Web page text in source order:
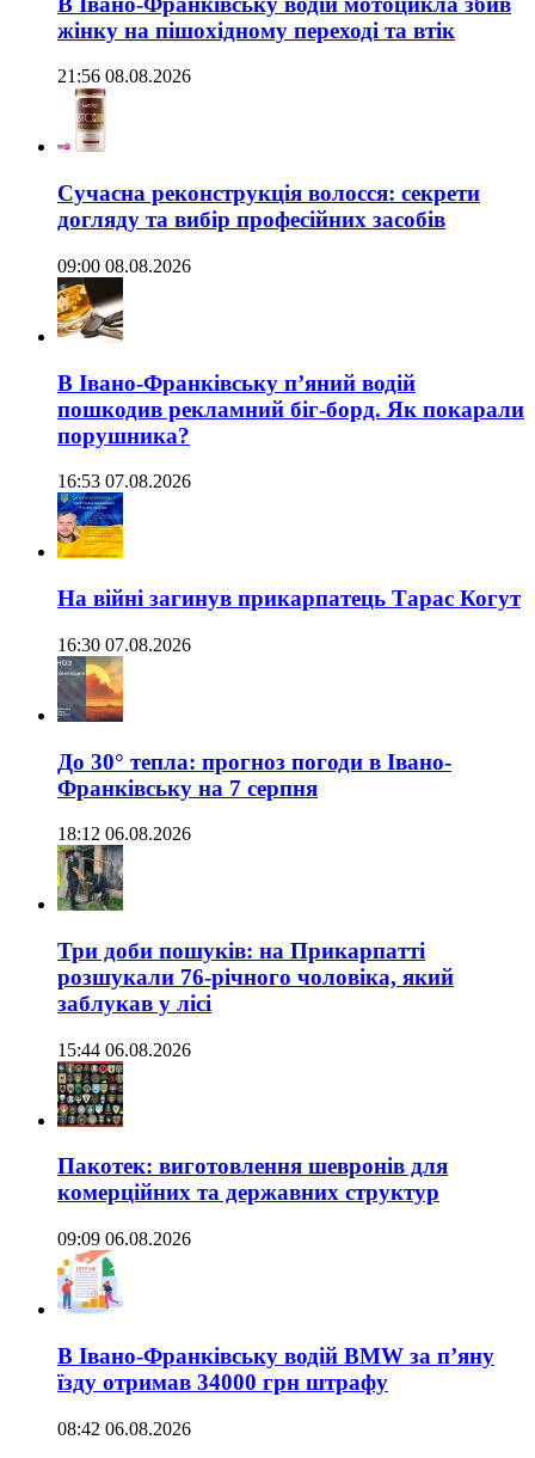
жінку на пішохідному переході та втік
21:56 08.08.2026
Сучасна реконструкція волосся: секрети
догляду та вибір професійних засобів
09:00 08.08.2026
В Івано-Франківську п’яний водій
пошкодив рекламний біг-борд. Як покарали
порушника?
16:53 07.08.2026
На війні загинув прикарпатець Тарас Когут
16:30 07.08.2026
До 30° тепла: прогноз погоди в Івано-
Франківську на 7 серпня
18:12 06.08.2026
Три доби пошуків: на Прикарпатті
розшукали 76-річного чоловіка, який
заблукав у лісі
15:44 06.08.2026
Пакотек: виготовлення шевронів для
комерційних та державних структур
09:09 06.08.2026
В Івано-Франківську водій BMW за п’яну
їзду отримав 34000 грн штрафу
08:42 06.08.2026